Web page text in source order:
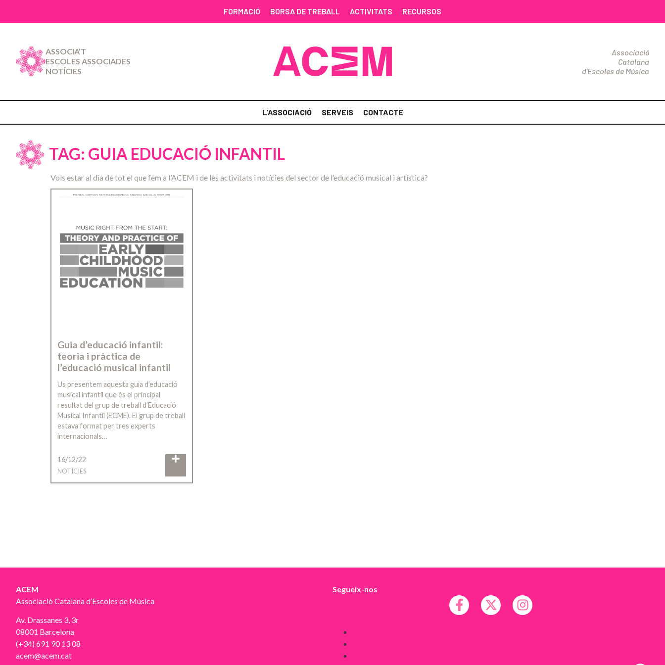
FORMACIÓ BORSA DE TREBALL ACTIVITATS RECURSOS
ASSOCIA’T
ESCOLES ASSOCIADES
NOTÍCIES
Associació
Catalana
d'Escoles de Música
L’ASSOCIACIÓ SERVEIS CONTACTE
TAG: GUIA EDUCACIÓ INFANTIL
Vols estar al dia de tot el que fem a l’ACEM i de les activitats i notícies del sector de l’educació musical i artística?
Guia d’educació infantil:
teoria i pràctica de
l’educació musical infantil
Us presentem aquesta guia d’educació
musical infantil que és el principal
resultat del grup de treball d’Educació
Musical Infantil (ECME). El grup de treball
estava format per tres experts
internacionals…
16/12/22
NOTÍCIES
ACEM
Associació Catalana d’Escoles de Música
Av. Drassanes 3, 3r
08001 Barcelona
(+34) 691 90 13 08
acem@acem.cat
Segueix-nos